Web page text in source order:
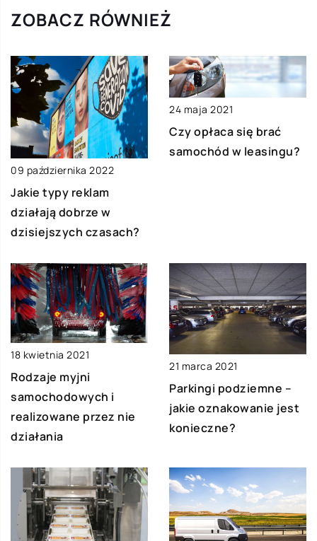
ZOBACZ RÓWNIEŻ
09 października 2022
Jakie typy reklam
działają dobrze w
dzisiejszych czasach?
24 maja 2021
Czy opłaca się brać
samochód w leasingu?
18 kwietnia 2021
Rodzaje myjni
samochodowych i
realizowane przez nie
działania
21 marca 2021
Parkingi podziemne –
jakie oznakowanie jest
konieczne?